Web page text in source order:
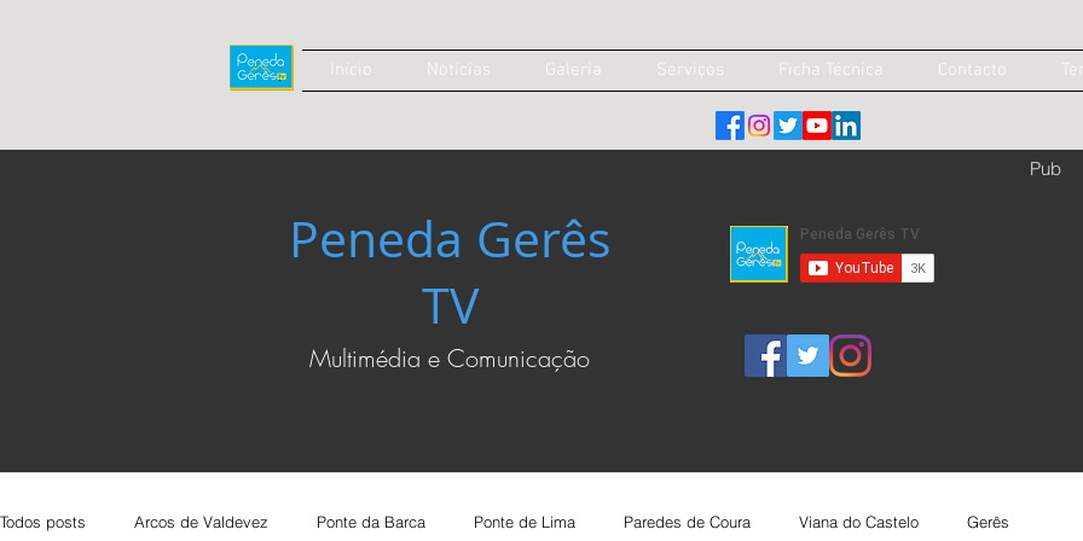
Início Notícias Galeria Serviços Ficha Técnica Contacto
Peneda Gerês
TV
Multimédia e Comunicação
Pub
Todos posts Arcos de Valdevez Ponte da Barca Ponte de Lima Paredes de Coura Viana do Castelo Gerês